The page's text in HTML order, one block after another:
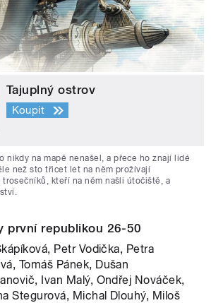
Tajuplný ostrov
Koupit
nikdy na mapě nenašel, a přece ho znají lidé
než sto třicet let na něm prožívají
kteří na něm našli útočiště, a
první republikou 26-50
Petr Vodička, Petra
Tomáš Pánek, Dušan
Ivan Malý, Ondřej Nováček,
Stegurová, Michal Dlouhý, Miloš